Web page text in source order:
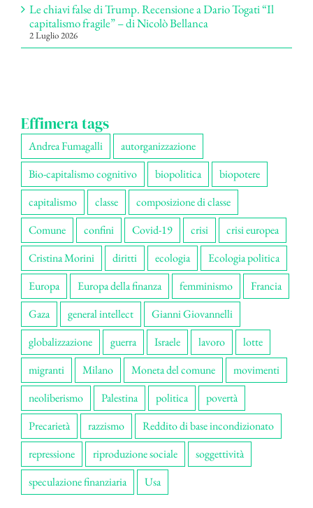
Le chiavi false di Trump. Recensione a Dario Togati “Il
capitalismo fragile” – di Nicolò Bellanca
2 Luglio 2026
Effimera tags
Andrea Fumagalli
autorganizzazione
Bio-capitalismo cognitivo
biopolitica
biopotere
capitalismo
classe
composizione di classe
Comune
confini Covid-19 crisi
crisi europea
Cristina Morini
diritti ecologia
Ecologia politica
Europa
Europa della finanza femminismo
Francia
Gaza
general intellect
Gianni Giovannelli
globalizzazione
guerra Israele lavoro
lotte
migranti
Milano Moneta del comune
movimenti
neoliberismo
Palestina politica
povertà
Precarietà
razzismo
Reddito di base incondizionato
repressione
riproduzione sociale
soggettività
speculazione finanziaria
Usa